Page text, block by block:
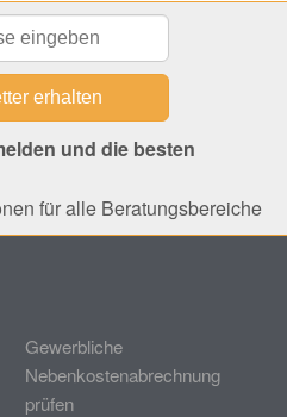
und die besten
für alle Beratungsbereiche
Gewerbliche
Nebenkostenabrechnung
prüfen